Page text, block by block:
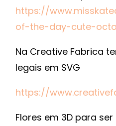
https://
of-the-day-cute-
Na Creative Fabrica
legais em SVG
https://
Flores em 3D para